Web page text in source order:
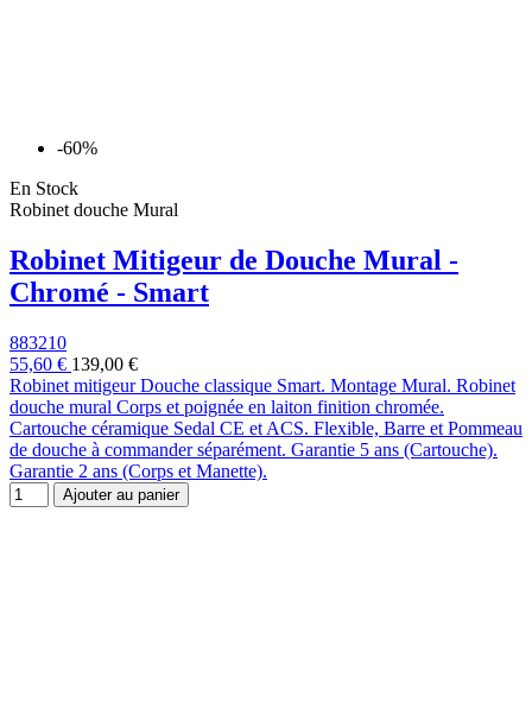
-60%
En Stock
Robinet douche Mural
Robinet Mitigeur de Douche Mural -
Chromé - Smart
883210
55,60 € 139,00 €
Robinet mitigeur Douche classique Smart. Montage Mural. Robinet
douche mural Corps et poignée en laiton finition chromée.
Cartouche céramique Sedal CE et ACS. Flexible, Barre et Pommeau
de douche à commander séparément. Garantie 5 ans (Cartouche).
Garantie 2 ans (Corps et Manette).
Ajouter au panier